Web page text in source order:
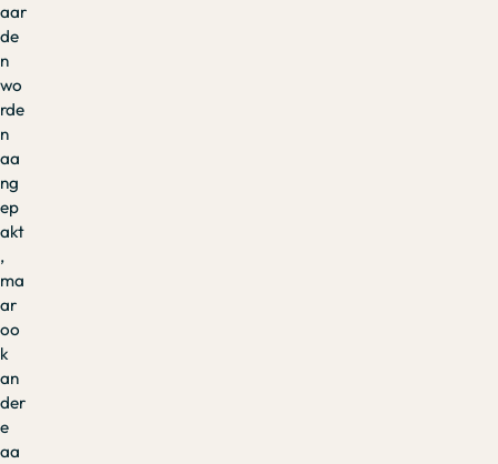
aar
de
n
wo
rde
n
aa
ng
ep
akt
,
ma
ar
oo
k
an
der
e
aa